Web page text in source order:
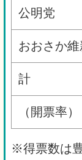
公明党
おおさか
計
（開票率）
※得票数は